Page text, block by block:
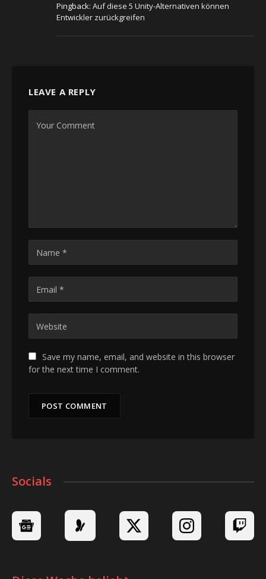
Pingback: Auf diese 5 Unity-Alternativen können
Entwickler zurückgreifen
LEAVE A REPLY
Save my name, email, and website in this browser
for the next time I comment.
Socials